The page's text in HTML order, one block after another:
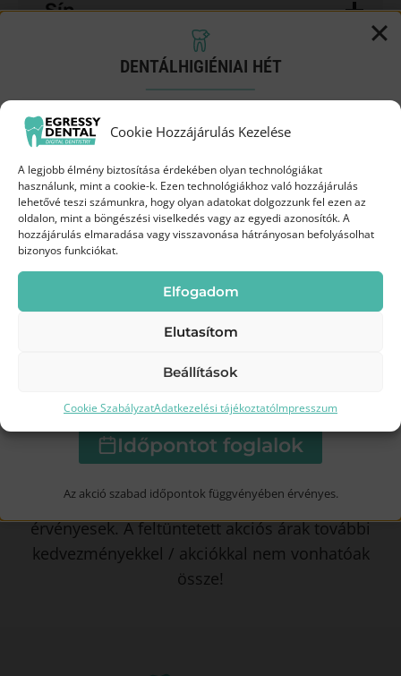
Cookie Hozzájárulás Kezelése
A legjobb élmény biztosítása érdekében olyan technológiákat
használunk, mint a cookie-k. Ezen technológiákhoz való hozzájárulás
lehetővé teszi számunkra, hogy olyan adatokat dolgozzunk fel ezen az
oldalon, mint a böngészési viselkedés vagy az egyedi azonosítók. A
hozzájárulás elmaradása vagy visszavonása hátrányosan befolyásolhat
bizonyos funkciókat.
Elfogadom
Elutasítom
Beállítások
Cookie SzabályzatAdatkezelési tájékoztatóImpresszum
Sín
Implantáció
Esztétikai fogászat /
Dentálhigiénia
Szájsebészet
Lézeres kezelések
Fogszabályozás
Gyermekfogászat
Az árak tájékoztató jellegűek, a végleges árak
konzultáció során. Az árak visszavonásig
érvényesek. A feltüntetett akciós árak további
kedvezményekkel / akciókkal nem vonhatóak
össze!
DENTÁLHIGIÉNIAI HÉT
Próbáld ki a Biofilm terápiát
Augusztus 3-19.között az Egressy Dentalnál
Most 35 000 Ft
45 000 Fthelyett
tisztítás
Modern
technológia
mosoly
Időpontot foglalok
Az akció szabad időpontok függvényében érvényes.